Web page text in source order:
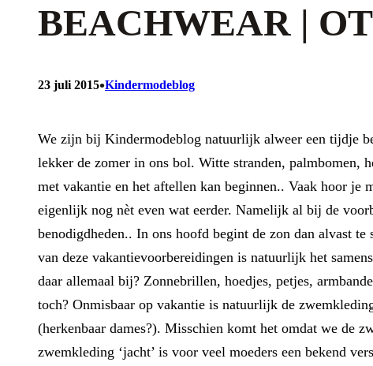
BEACHWEAR |
23 juli 2015•Kindermodeblog
We zijn bij Kindermodeblog natuurlijk alweer een tijdje
lekker de zomer in ons bol. Witte stranden, palmbomen,
met vakantie en het aftellen kan beginnen.. Vaak hoor je
eigenlijk nog nèt even wat eerder. Namelijk al bij de
benodigdheden.. In ons hoofd begint de zon dan alvast
van deze vakantievoorbereidingen is natuurlijk het
daar allemaal bij? Zonnebrillen, hoedjes, petjes,
toch? Onmisbaar op vakantie is natuurlijk de
(herkenbaar dames?). Misschien komt het omdat we de
zwemkleding ‘jacht’ is voor veel moeders een bekend